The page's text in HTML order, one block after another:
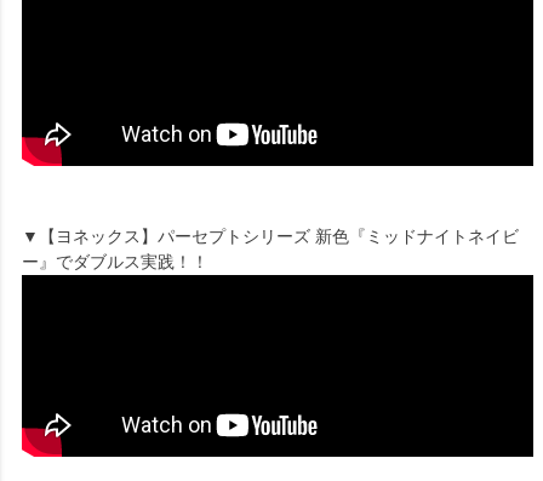
▼【ヨネックス】パーセプトシリーズ 新色『ミッドナイトネイビ
ー』でダブルス実践！！